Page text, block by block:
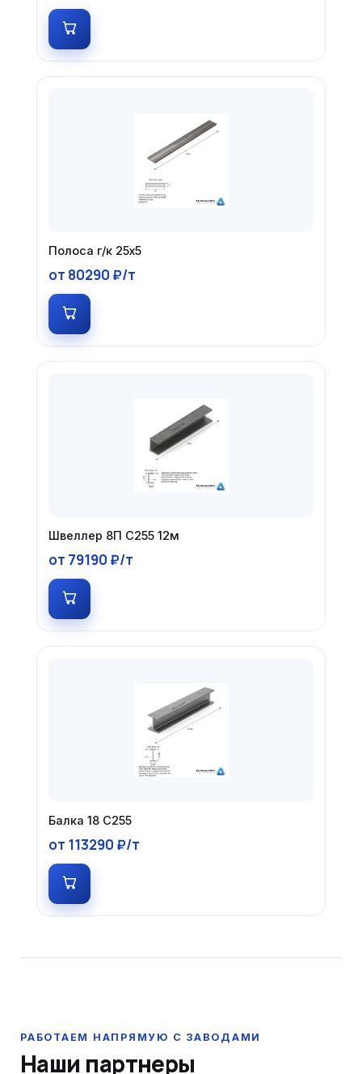
Полоса г/к 25х5
от 80290 ₽/т
Швеллер 8П С255 12м
от 79190 ₽/т
Балка 18 С255
от 113290 ₽/т
Наши партнеры